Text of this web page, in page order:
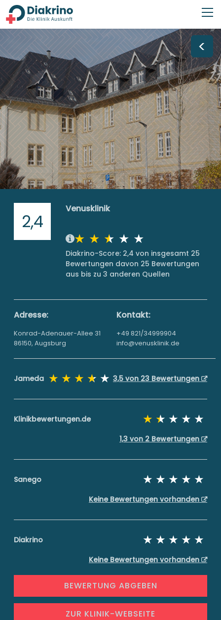
<
2,4
Venusklinik
Diakrino-Score: 2,4 von insgesamt 25
Bewertungen davon 25 Bewertungen
aus bis zu 3 anderen Quellen
Adresse:
Konrad-Adenauer-Allee 31
86150, Augsburg
Kontakt:
+49 821/34999904
info@venusklinik.de
Jameda 3,5 von 23 Bewertungen
Klinikbewertungen.de
1,3 von 2 Bewertungen
Sanego
Keine Bewertungen vorhanden
Diakrino
Keine Bewertungen vorhanden
BEWERTUNG ABGEBEN
ZUR KLINIK-WEBSEITE